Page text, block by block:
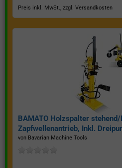
Preis inkl. MwSt., zzgl. Versandkosten
BAMATO Holzspalter
Zapfwellenantrieb, Inkl.
Spaltkraft 22 Tonnen*
von Bavarian Machine Tools